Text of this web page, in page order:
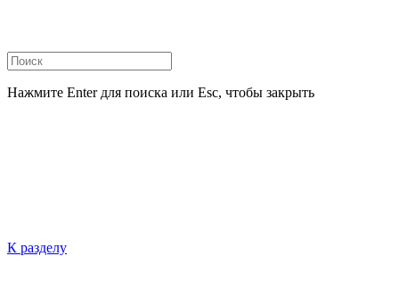
Нажмите Enter для поиска или Esc, чтобы закрыть
К разделу